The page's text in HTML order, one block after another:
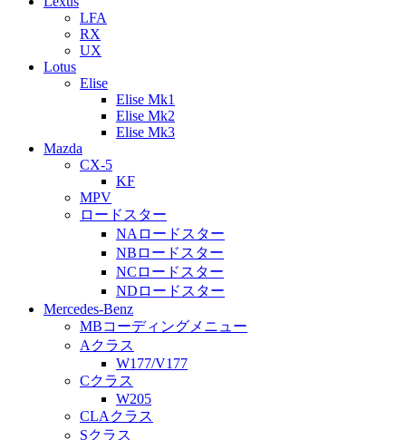
LFA
RX
UX
Lotus
Elise
Elise Mk1
Elise Mk2
Elise Mk3
Mazda
CX-5
KF
MPV
ロードスター
NAロードスター
NBロードスター
NCロードスター
NDロードスター
Mercedes-Benz
MBコーディングメニュー
Aクラス
W177/V177
Cクラス
W205
CLAクラス
Sクラス